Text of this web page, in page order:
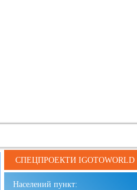
СПЕЦПРОЕКТИ IGOTOWORLD
Населений пункт: